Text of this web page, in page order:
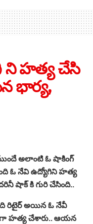
ని హత్య చేసి
భార్య,
అలాంటి ఓ షాకింగ్
ఓ నేవి ఉద్యోగిని హత్య
షాక్ కి గురి చేసింది..
రిటైర్ అయిన ఓ నేవీ
హత్య చేశారు.. ఆయన